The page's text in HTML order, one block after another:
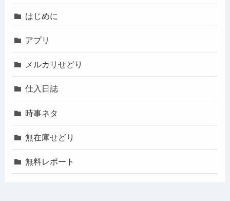
はじめに
アプリ
メルカリせどり
仕入日誌
時事ネタ
無在庫せどり
無料レポート